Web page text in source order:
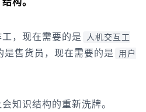
，现在需要的是
人机交互工
是售货员，现在需要的是
用户
知识结构的重新洗牌。